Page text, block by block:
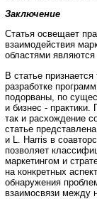
Заключение
Статья освещает
взаимодействия
областями
В статье
разработке
подорваны, по
и бизнес - практики.
так и расхождение
статье
и L. Harris в
позволяет
маркетингом и
на конкретных
обнаружения
взаимосвязи между